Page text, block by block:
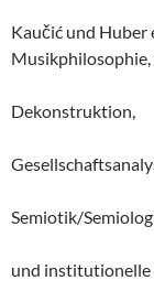
Kaučić und Huber
Musikphilosophie,
Dekonstruktion,
Semiotik/
und